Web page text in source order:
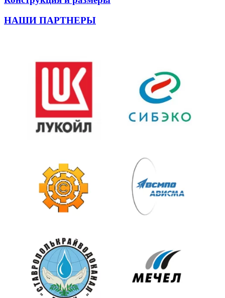
НАШИ ПАРТНЕРЫ